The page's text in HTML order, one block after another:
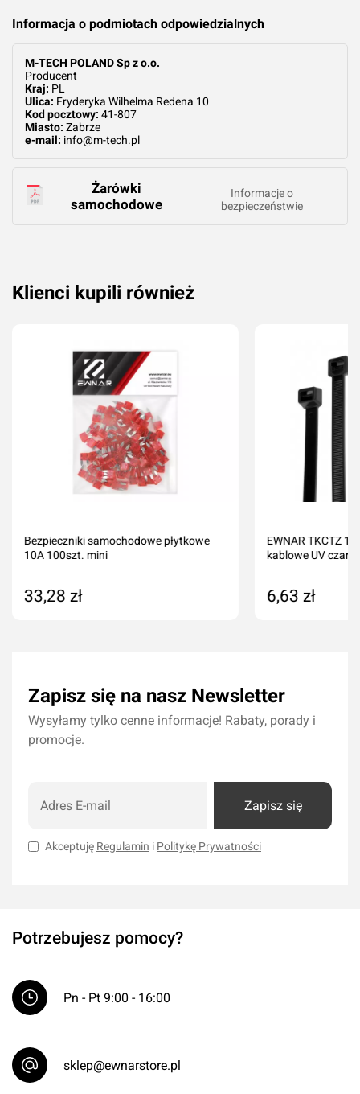
Informacja o podmiotach odpowiedzialnych
M-TECH POLAND Sp z o.o.
Producent
Kraj: PL
Ulica: Fryderyka Wilhelma Redena 10
Kod pocztowy: 41-807
Miasto: Zabrze
e-mail: info@m-tech.pl
Żarówki
samochodowe
Informacje o
bezpieczeństwie
Klienci kupili również
Bezpieczniki samochodowe płytkowe
10A 100szt. mini
33,28 zł
EWNAR TKCTZ
kablowe UV
6,63 zł
Zapisz się na nasz Newsletter
Wysyłamy tylko cenne informacje! Rabaty, porady i
promocje.
Zapisz się
Akceptuję Regulamin i Politykę Prywatności
Potrzebujesz pomocy?
Pn - Pt 9:00 - 16:00
sklep@ewnarstore.pl